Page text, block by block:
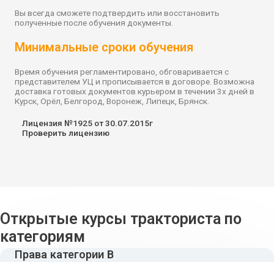
Вы всегда сможете подтвердить или восстановить
полученные после обучения документы.
Минимальные сроки обучения
Время обучения регламентировано, обговаривается с
представителем УЦ и прописывается в договоре. Возможна
доставка готовых документов курьером в течении 3х дней в
Курск, Орёл, Белгород, Воронеж, Липецк, Брянск.
Лицензия №1925 от 30.07.2015г
Проверить лицензию
Открытые курсы тракториста по
категориям
Права категории B